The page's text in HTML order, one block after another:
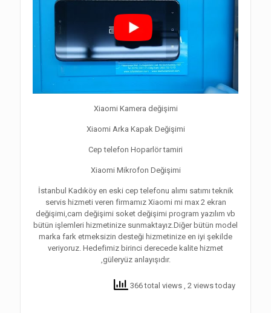
Xiaomi Kamera değişimi
Xiaomi Arka Kapak Değişimi
Cep telefon Hoparlör tamiri
Xiaomi Mikrofon Değişimi
İstanbul Kadıköy en eski cep telefonu alımı satımı teknik
servis hizmeti veren firmamız Xiaomi mi max 2 ekran
değişimi,cam değişimi soket değişimi program yazılım vb
bütün işlemleri hizmetinize sunmaktayız.Diğer bütün model
marka fark etmeksizin desteği hizmetinize en iyi şekilde
veriyoruz. Hedefimiz birinci derecede kalite hizmet
,güleryüz anlayışıdır.
366 total views , 2 views today